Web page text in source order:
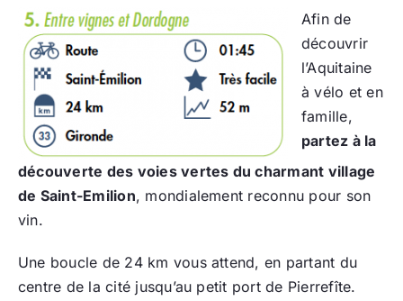
Afin de
découvrir
l’Aquitaine
à vélo et en
famille,
partez à la
découverte des voies vertes du charmant village
de Saint-Emilion, mondialement reconnu pour son
vin.
Une boucle de 24 km vous attend, en partant du
centre de la cité jusqu’au petit port de Pierrefîte.